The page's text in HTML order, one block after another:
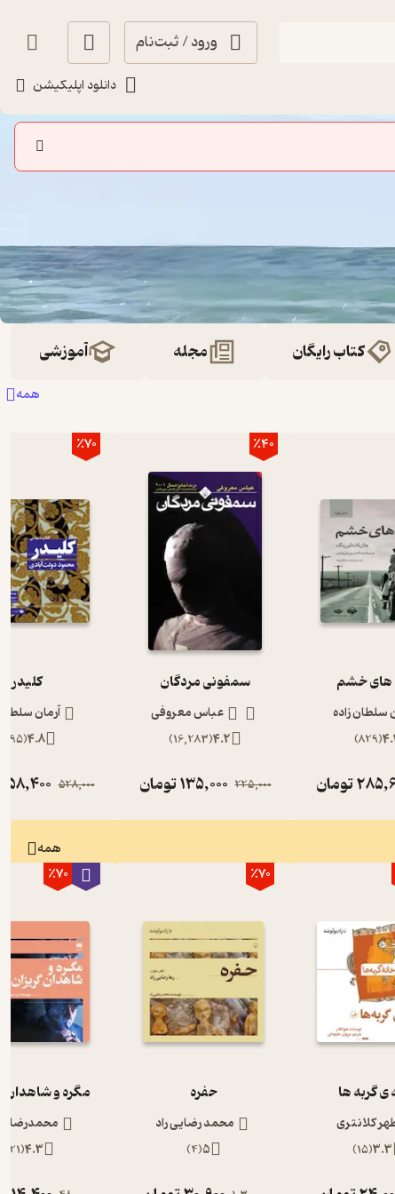
ورود / ثبت‌نام
دانلود اپلیکیشن
کتاب رایگان مجله آموزشی
همه
خشم
سلطان زاده
(
829
)
تومان
٪40
سمفونی مردگان
عباس معروفی
4.2
(
16,283
)
225,000
135,000تومان
٪70
کلیدر
آرمان
4.8
(
895
528,000
158,400
همه
ی گربه ها
کلانتری
3.3
(
15
)
٪70
حفره
محمد رضایی راد
5
(
4
)
٪70
مگره و شاهدان
محمدرضا
4.3
(
21